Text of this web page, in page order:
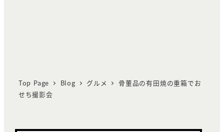
Top Page Blog グルメ
骨董品の有田焼の重箱でお
せち撮影会